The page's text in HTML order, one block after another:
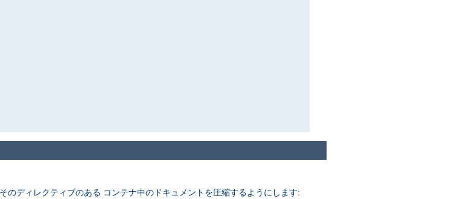
のディレクティブのある コンテナ中のドキュメントを圧縮するようにします: